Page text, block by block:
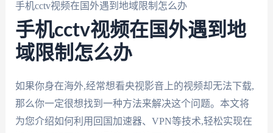
手机cctv视频在国外遇到地域限制怎么办
手机cctv视频在国外遇到地
域限制怎么办
如果你身在海外,经常想看央视影音上的视频却无法下载,
那么你一定很想找到一种方法来解决这个问题。本文将
为您介绍如何利用回国加速器、VPN等技术,轻松实现在